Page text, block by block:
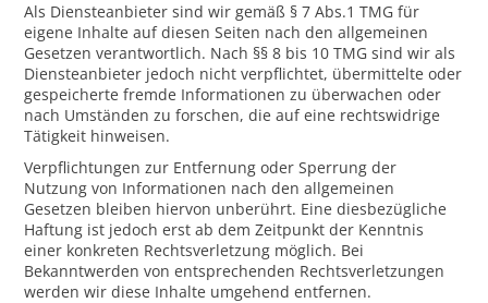
Als Diensteanbieter sind wir gemäß § 7 Abs.1 TMG für
eigene Inhalte auf diesen Seiten nach den allgemeinen
Gesetzen verantwortlich. Nach §§ 8 bis 10 TMG sind wir als
Diensteanbieter jedoch nicht verpflichtet, übermittelte oder
gespeicherte fremde Informationen zu überwachen oder
nach Umständen zu forschen, die auf eine rechtswidrige
Tätigkeit hinweisen.
Verpflichtungen zur Entfernung oder Sperrung der
Nutzung von Informationen nach den allgemeinen
Gesetzen bleiben hiervon unberührt. Eine diesbezügliche
Haftung ist jedoch erst ab dem Zeitpunkt der Kenntnis
einer konkreten Rechtsverletzung möglich. Bei
Bekanntwerden von entsprechenden Rechtsverletzungen
werden wir diese Inhalte umgehend entfernen.